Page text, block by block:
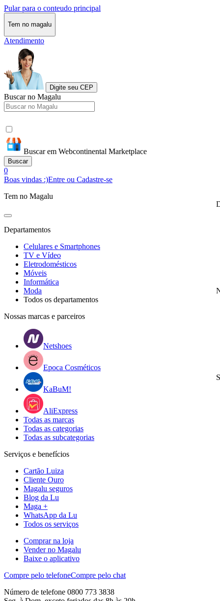
Pular para o conteudo principal
Tem no magalu
Atendimento
Digite seu CEP
Buscar no Magalu
Buscar em Webcontinental Marketplace
Buscar
0
Boas vindas :)Entre ou Cadastre-se
Tem no Magalu
Departamentos
Celulares e Smartphones
TV e Vídeo
Eletrodomésticos
Móveis
Informática
Moda
Todos os departamentos
Nossas marcas e parceiros
Netshoes
Epoca Cosméticos
KaBuM!
AliExpress
Todas as marcas
Todas as categorias
Todas as subcategorias
Serviços e benefícios
Cartão Luiza
Cliente Ouro
Magalu seguros
Blog da Lu
Maga +
WhatsApp da Lu
Todos os serviços
Comprar na loja
Vender no Magalu
Baixe o aplicativo
Compre pelo telefoneCompre pelo chat
Número de telefone 0800 773 3838